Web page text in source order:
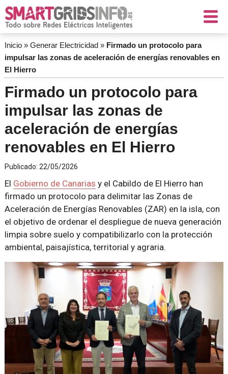
Inicio» Generar Electricidad» Firmado un protocolo para
impulsar las zonas de aceleración de energías renovables en
El Hierro
Firmado un protocolo para
impulsar las zonas de
aceleración de energías
renovables en El Hierro
Publicado: 22/05/2026
El Gobierno de Canarias y el Cabildo de El Hierro han
firmado un protocolo para delimitar las Zonas de
Aceleración de Energías Renovables (ZAR) en la isla, con
el objetivo de ordenar el despliegue de nueva generación
limpia sobre suelo y compatibilizarlo con la protección
ambiental, paisajística, territorial y agraria.